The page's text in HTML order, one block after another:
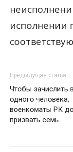
исполнении
Предыдущая статья
Чтобы зачислить
одного человека,
военкоматы РК
призвать семь